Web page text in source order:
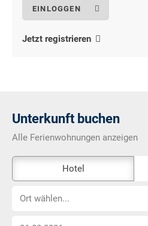
Jetzt registrieren
Unterkunft buchen
Alle Ferienwohnungen anzeigen
Externe-
Buchungstool
Hotel
OrtOrt wählen...
Anreise